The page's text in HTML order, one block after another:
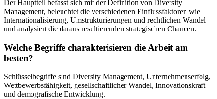
Der Hauptteil befasst sich mit der Definition von Diversity
Management, beleuchtet die verschiedenen Einflussfaktoren wie
Internationalisierung, Umstrukturierungen und rechtlichen Wandel
und analysiert die daraus resultierenden strategischen Chancen.
Welche Begriffe charakterisieren die Arbeit am
besten?
Schlüsselbegriffe sind Diversity Management, Unternehmenserfolg,
Wettbewerbsfähigkeit, gesellschaftlicher Wandel, Innovationskraft
und demografische Entwicklung.